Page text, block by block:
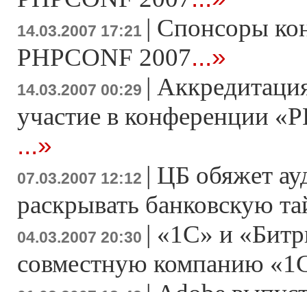
14.03.2007 17:21 | Спонсоры
PHPCONF 2007...»
14.03.2007 00:29 |
участие в конференции
...»
07.03.2007 12:12 | ЦБ обяжет
раскрывать банковскую
04.03.2007 20:30 | «1С» и
совместную компанию